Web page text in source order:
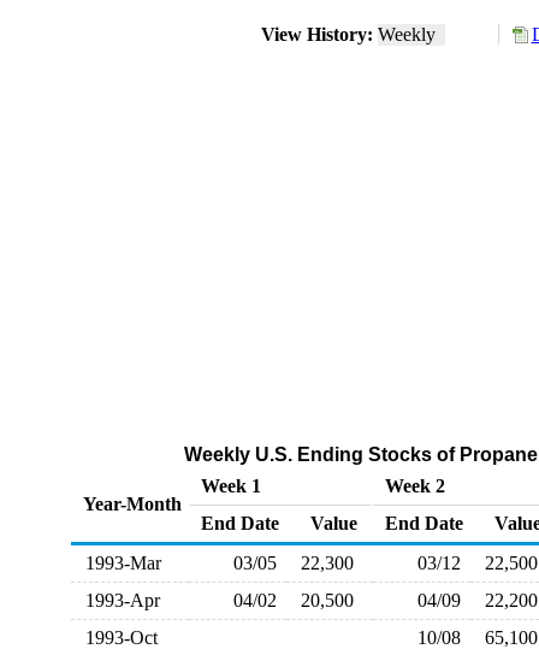
View History: Weekly
Weekly U.S. Ending Stocks of
Year-Month
Week 1
Week 2
End Date
Value End Date
1993-Mar
03/05 22,300 03/12
1993-Apr
04/02 20,500 04/09
1993-Oct
10/08